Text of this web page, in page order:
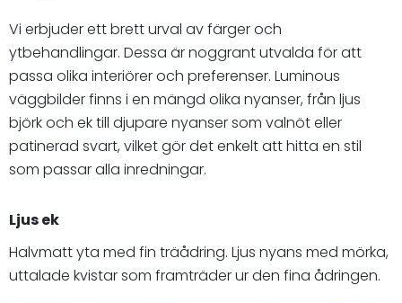
Vi erbjuder ett brett urval av färger och
ytbehandlingar. Dessa är noggrant utvalda för att
passa olika interiörer och preferenser. Luminous
väggbilder finns i en mängd olika nyanser, från ljus
björk och ek till djupare nyanser som valnöt eller
patinerad svart, vilket gör det enkelt att hitta en stil
som passar alla inredningar.
Ljus ek
Halvmatt yta med fin träådring. Ljus nyans med mörka,
uttalade kvistar som framträder ur den fina ådringen.